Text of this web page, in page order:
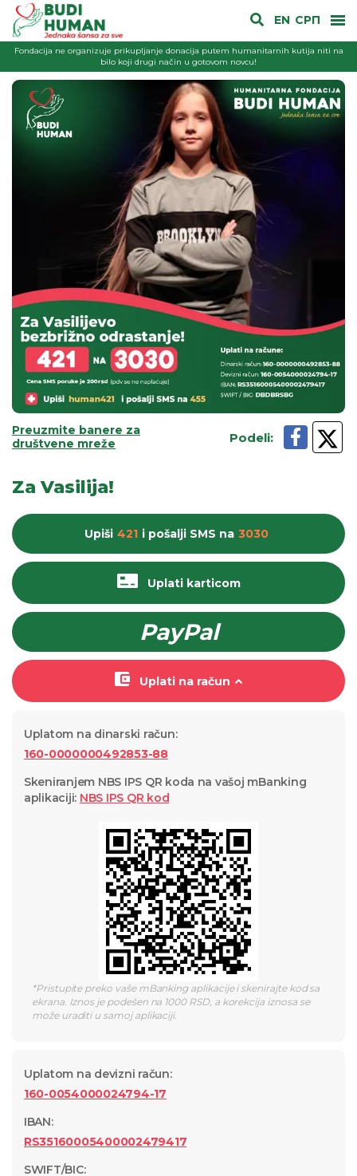
EN СРП
Fondacija ne organizuje prikupljanje donacija putem humanitarnih kutija niti na
bilo koji drugi način u gotovom novcu!
Preuzmite banere za
društvene mreže
Podeli:
Za Vasilija!
Uplati na račun
Uplati karticom
PayPal
Upiši 421 i pošalji SMS na 3030
Uplatom na dinarski račun:
160-0000000492853-88
Skeniranjem NBS IPS QR koda na vašoj mBanking
aplikaciji: NBS IPS QR kod
*Pristupite preko vaše mBanking aplikacije i skenirajte kod sa
ekrana. Iznos je podešen na 1000 RSD, a korekcija iznosa se
može uraditi u samoj aplikaciji.
Uplatom na devizni račun:
160-0054000024794-17
IBAN:
RS35160005400002479417
SWIFT/BIC: